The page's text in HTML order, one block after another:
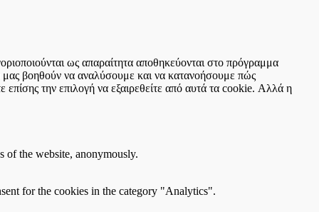
ως απαραίτητα αποθηκεύονται στο πρόγραμμα
μας βοηθούν να αναλύσουμε και να κατανοήσουμε πώς
την επιλογή να εξαιρεθείτε από αυτά τα cookie. Αλλά η
of the website, anonymously.
for the cookies in the category "Analytics".